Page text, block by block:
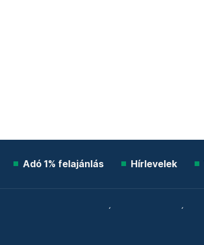
Adó 1% felajánlás Hírlevelek